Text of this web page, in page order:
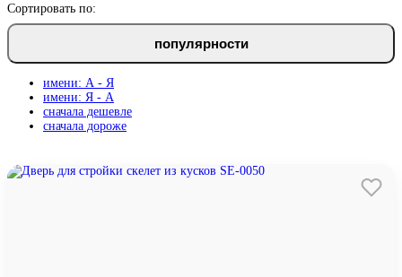
Сортировать по:
популярности
имени: А - Я
имени: Я - А
сначала дешевле
сначала дороже